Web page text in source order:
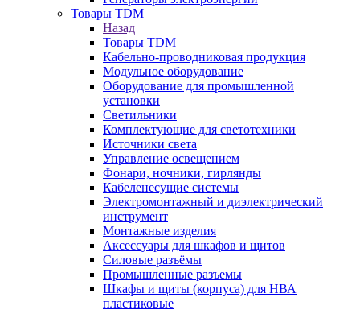
Товары TDM
Назад
Товары TDM
Кабельно-проводниковая продукция
Модульное оборудование
Оборудование для промышленной
установки
Светильники
Комплектующие для светотехники
Источники света
Управление освещением
Фонари, ночники, гирлянды
Кабеленесущие системы
Электромонтажный и диэлектрический
инструмент
Монтажные изделия
Аксессуары для шкафов и щитов
Силовые разъёмы
Промышленные разъемы
Шкафы и щиты (корпуса) для НВА
пластиковые